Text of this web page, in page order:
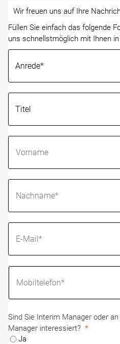
Wir freuen uns auf Ihre
Füllen Sie einfach das folgende
uns schnellstmöglich mit Ihnen
Sind Sie Interim Manager oder
Manager interessiert?
Ja